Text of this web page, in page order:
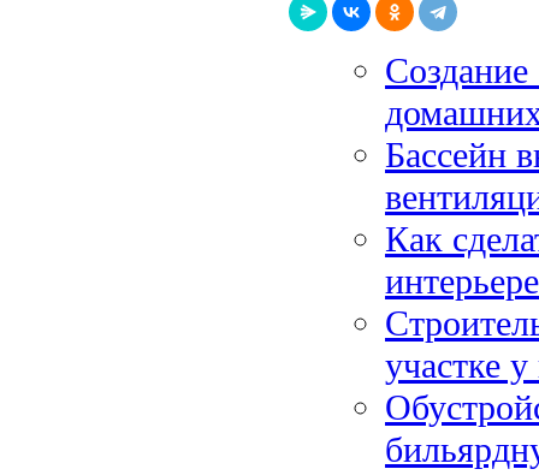
Создание
Бассейн
Как
участке